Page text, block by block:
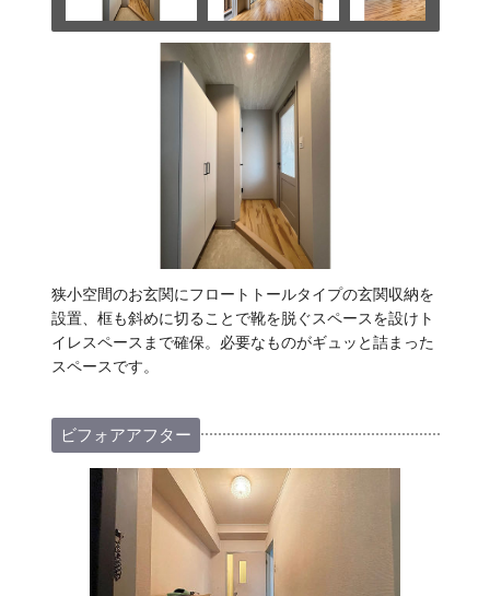
狭小空間のお玄関にフロートトールタイプの玄関収納を
設置、框も斜めに切ることで靴を脱ぐスペースを設けト
イレスペースまで確保。必要なものがギュッと詰まった
スペースです。
ビフォアアフター